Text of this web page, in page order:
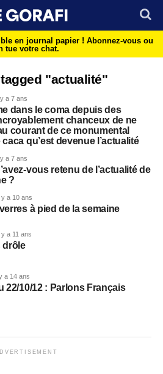
en journal papier ! Abonnez-vous ou
tue votre chat.
"actualité"
a 7 ans
dans le coma depuis des
chanceux de ne
courant de ce monumental
qu’est devenue l’actualité
a 7 ans
vous retenu de l’actualité de
?
y a 10 ans
à pied de la semaine
Il y a 11 ans
drôle
a 14 ans
22/10/12 : Parlons Français